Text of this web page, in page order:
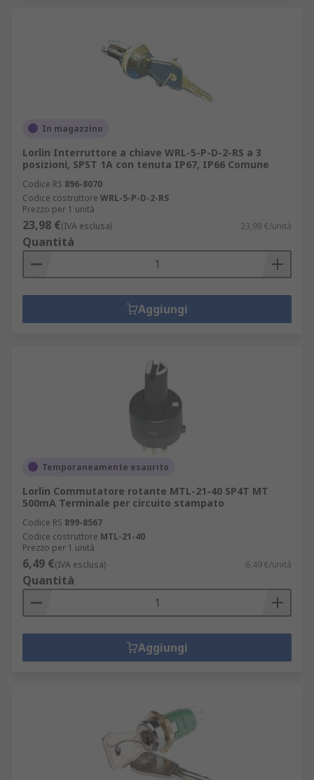
In magazzino
Lorlin Interruttore a chiave WRL-5-P-D-2-RS a 3
posizioni, SPST 1A con tenuta IP67, IP66 Comune
Codice RS 896-8070
Codice costruttore WRL-5-P-D-2-RS
Prezzo per 1 unità
23,98 €(IVA esclusa) 23,98 €/unità
Quantità
Aggiungi
Temporaneamente esaurito
Lorlin Commutatore rotante MTL-21-40 SP4T MT
500mA Terminale per circuito stampato
Codice RS 899-8567
Codice costruttore MTL-21-40
Prezzo per 1 unità
6,49 €(IVA esclusa) 6,49 €/unità
Quantità
Aggiungi